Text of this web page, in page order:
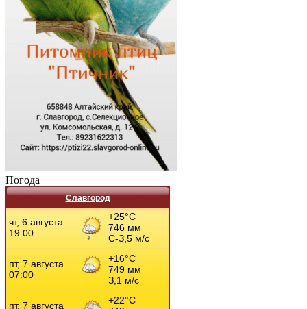
Погода
Славгород